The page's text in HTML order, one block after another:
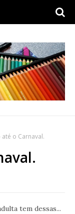
até o Carnaval.
tem dessas...